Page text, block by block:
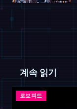
계속 읽기
로보피드